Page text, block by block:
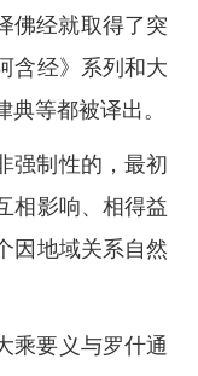
佛经就取得了突
含经》系列和大
等都被译出。
强制性的，最初
相影响、相得益
因地域关系自然
乘要义与罗什通